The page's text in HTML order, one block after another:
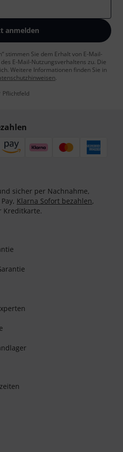
anmelden
stimmen Sie dem Erhalt von E-Mail-
E-Mail-Nutzungsverhaltens zu. Die
Weitere Informationen finden Sie in
.
Pflichtfeld
sicher per Nachnahme,
Klarna Sofort bezahlen,
Kreditkarte.